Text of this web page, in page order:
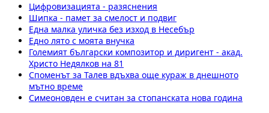
Цифровизацията - разяснения
Шипка - памет за смелост и подвиг
Една малка уличка без изход в Несебър
Едно лято с моята внучка
Големият български композитор и диригент - акад.
Христо Недялков на 81
Споменът за Талев вдъхва още кураж в днешното
мътно време
Симеоновден е считан за стопанската нова година